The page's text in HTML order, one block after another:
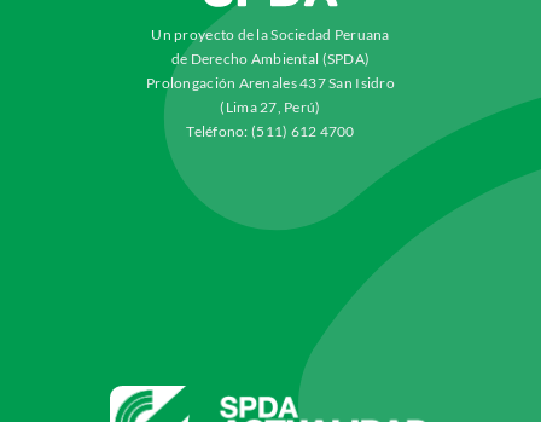
Un proyecto de la Sociedad Peruana
de Derecho Ambiental (SPDA)
Prolongación Arenales 437 San Isidro
(Lima 27, Perú)
Teléfono: (511) 612 4700